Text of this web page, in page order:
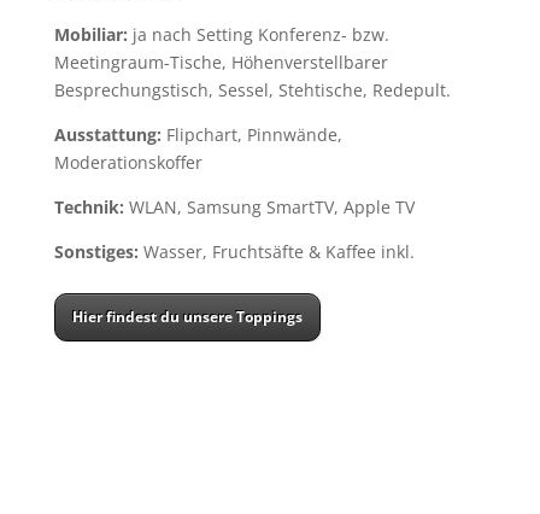
Mobiliar: ja nach Setting Konferenz- bzw.
Meetingraum-Tische, Höhenverstellbarer
Besprechungstisch, Sessel, Stehtische, Redepult.
Ausstattung: Flipchart, Pinnwände,
Moderationskoffer
Technik: WLAN, Samsung SmartTV, Apple TV
Sonstiges: Wasser, Fruchtsäfte & Kaffee inkl.
Hier findest du unsere Toppings